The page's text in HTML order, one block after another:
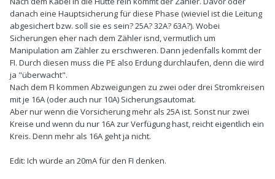
danach eine Hauptsicherung für diese Phase (wieviel ist die Leitung
abgesichert bzw. soll sie es sein? 25A? 32A? 63A?). Wobei
Sicherungen eher nach dem Zähler isnd, vermutlich um
Manipulation am Zähler zu erschweren. Dann jedenfalls kommt der
FI. Durch diesen muss die PE also Erdung durchlaufen, denn die wird
ja "überwacht".
Nach dem FI kommen Abzweigungen zu zwei oder drei Stromkreisen
mit je 16A (oder auch nur 10A) Sicherungsautomat.
Aber nur wenn die Vorsicherung mehr als 25A ist. Sonst nur zwei
Kreise und wenn du nur 16A zur Verfügung hast, reicht eigentlich ein
Kreis. Denn mehr als 16A geht ja nicht.
Edit: Ich würde an 20mA für den FI denken.